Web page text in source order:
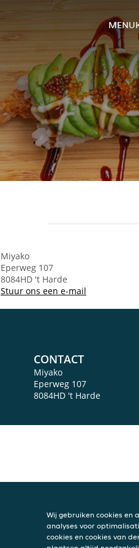
Miyako
Eperweg 107
8084HD 't Harde
Stuur ons een e-mail
CONTACT
Miyako
Eperweg 107
8084HD 't Harde
Wij gebruiken cookies en
analyses voor
cookies en cookies van